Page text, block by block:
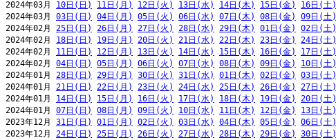
2024年03月 10日(日) 11日(月) 12日(火) 13日(水) 14日(木) 15日(金)
16日(土)
2024年03月 03日(日) 04日(月) 05日(火) 06日(水) 07日(木) 08日(金)
09日(土)
2024年02月 25日(日) 26日(月) 27日(火) 28日(水) 29日(木) 01日(金)
02日(土)
2024年02月 18日(日) 19日(月) 20日(火) 21日(水) 22日(木) 23日(金)
24日(土)
2024年02月 11日(日) 12日(月) 13日(火) 14日(水) 15日(木) 16日(金)
17日(土)
2024年02月 04日(日) 05日(月) 06日(火) 07日(水) 08日(木) 09日(金)
10日(土)
2024年01月 28日(日) 29日(月) 30日(火) 31日(水) 01日(木) 02日(金)
03日(土)
2024年01月 21日(日) 22日(月) 23日(火) 24日(水) 25日(木) 26日(金)
27日(土)
2024年01月 14日(日) 15日(月) 16日(火) 17日(水) 18日(木) 19日(金)
20日(土)
2024年01月 07日(日) 08日(月) 09日(火) 10日(水) 11日(木) 12日(金)
13日(土)
2023年12月 31日(日) 01日(月) 02日(火) 03日(水) 04日(木) 05日(金)
06日(土)
2023年12月 24日(日) 25日(月) 26日(火) 27日(水) 28日(木) 29日(金)
30日(土)